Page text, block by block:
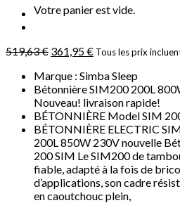
Votre panier est vide.
519,63€ 361,95€ Tous les prix
Marque : Simba Sleep
Bétonnière SIM200 200L
Nouveau! livraison rapide!
BÉTONNIÈRE Model SIM
BÉTONNIÈRE ELECTRIC
200L 850W 230V nouvelle
200 SIM Le SIM200 de
fiable, adapté à la fois de
d’applications, son cadre
en caoutchouc plein,